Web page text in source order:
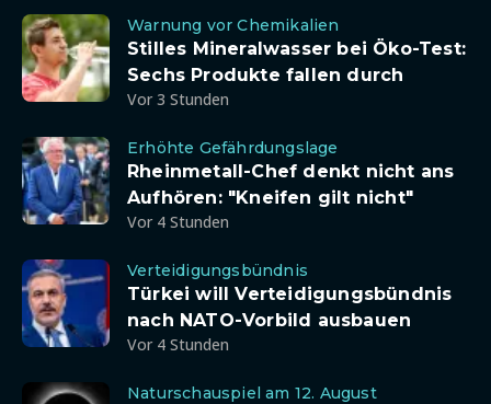
Warnung vor Chemikalien
Stilles Mineralwasser bei Öko-Test:
Sechs Produkte fallen durch
Vor 3 Stunden
Erhöhte Gefährdungslage
Rheinmetall-Chef denkt nicht ans
Aufhören: "Kneifen gilt nicht"
Vor 4 Stunden
Verteidigungsbündnis
Türkei will Verteidigungsbündnis
nach NATO-Vorbild ausbauen
Vor 4 Stunden
Naturschauspiel am 12. August